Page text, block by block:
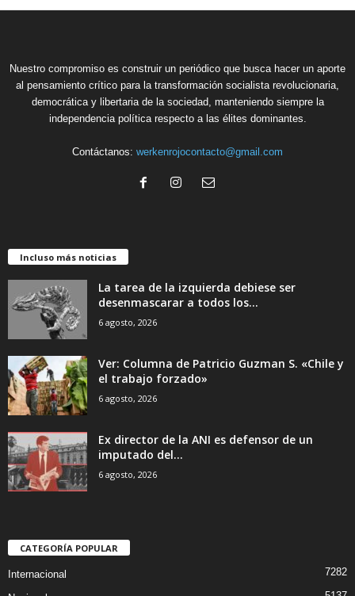
Nuestro compromiso es construir un periódico que busca hacer un aporte
al pensamiento crítico para la transformación socialista revolucionaria,
democrática y libertaria de la sociedad, manteniendo siempre la
independencia política respecto a las élites dominantes.
Contáctanos: werkenrojocontacto@gmail.com
Incluso más noticias
La tarea de la izquierda debiese ser
desenmascarar a todos los...
6 agosto, 2026
Ver: Columna de Patricio Guzman S. «Chile y
el trabajo forzado»
6 agosto, 2026
Ex director de la ANI es defensor de un
imputado del...
6 agosto, 2026
CATEGORÍA POPULAR
Internacional 7282